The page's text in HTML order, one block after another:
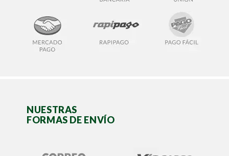
NUESTRAS
FORMAS DE ENVÍO